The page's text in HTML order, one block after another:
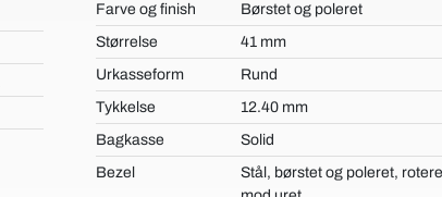
Farve og finish
Børstet og poleret
Størrelse
41 mm
Urkasseform
Rund
Tykkelse
12.40 mm
Bagkasse
Solid
Bezel
Stål, børstet og poleret,